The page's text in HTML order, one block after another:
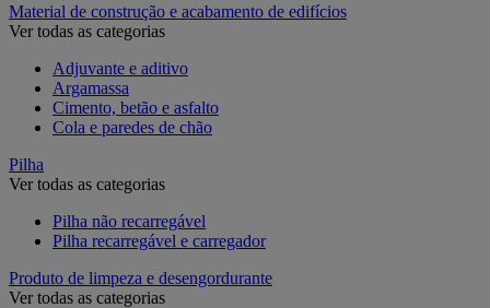
Material de construção e acabamento de edifícios
Ver todas as categorias
Adjuvante e aditivo
Argamassa
Cimento, betão e asfalto
Cola e paredes de chão
Pilha
Ver todas as categorias
Pilha não recarregável
Pilha recarregável e carregador
Produto de limpeza e desengordurante
Ver todas as categorias